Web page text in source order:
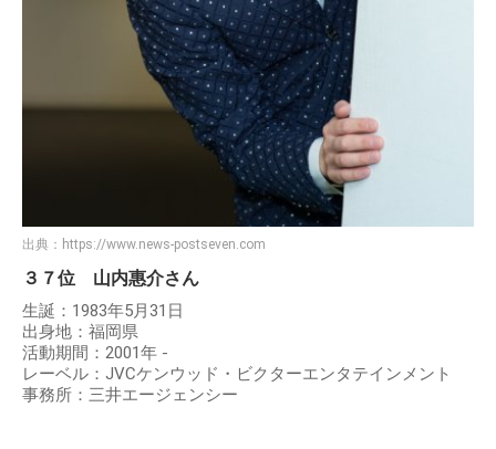
出典： https://www.news-postseven.com
３７位 山内惠介さん
生誕：1983年5月31日
出身地：福岡県
活動期間：2001年 -
レーベル：JVCケンウッド・ビクターエンタテインメント
事務所：三井エージェンシー